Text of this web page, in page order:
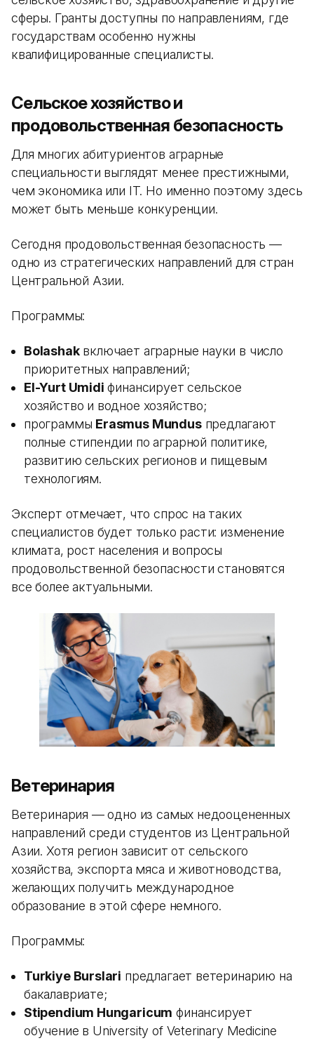
сферы. Гранты доступны по направлениям, где
государствам особенно нужны
квалифицированные специалисты.
Сельское хозяйство и
продовольственная безопасность
Для многих абитуриентов аграрные
специальности выглядят менее престижными,
чем экономика или IT. Но именно поэтому здесь
может быть меньше конкуренции.
Сегодня продовольственная безопасность —
одно из стратегических направлений для стран
Центральной Азии.
Программы:
Bolashakвключает аграрные науки в число
приоритетных направлений;
El-Yurt Umidi финансирует сельское
хозяйство и водное хозяйство;
программы Erasmus Mundusпредлагают
полные стипендии по аграрной политике,
развитию сельских регионов и пищевым
технологиям.
Эксперт отмечает, что спрос на таких
специалистов будет только расти: изменение
климата, рост населения и вопросы
продовольственной безопасности становятся
все более актуальными.
Ветеринария
Ветеринария — одно из самых недооцененных
направлений среди студентов из Центральной
Азии. Хотя регион зависит от сельского
хозяйства, экспорта мяса и животноводства,
желающих получить международное
образование в этой сфере немного.
Программы:
Turkiye Burslari предлагает ветеринарию на
бакалавриате;
Stipendium Hungaricum финансирует
обучение в University of Veterinary Medicine